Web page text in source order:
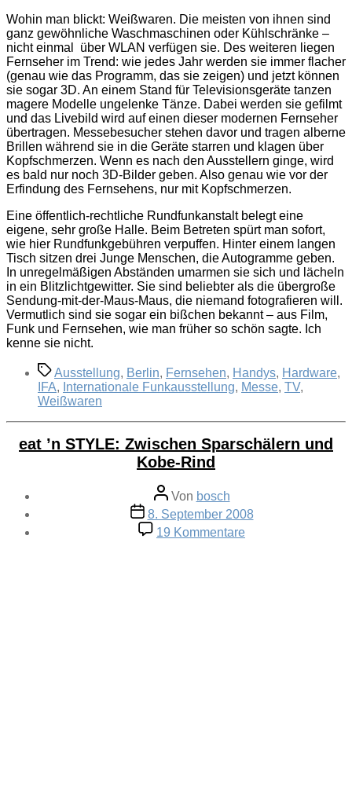
Wohin man blickt: Weißwaren. Die meisten von ihnen sind
ganz gewöhnliche Waschmaschinen oder Kühlschränke –
nicht einmal über WLAN verfügen sie. Des weiteren liegen
Fernseher im Trend: wie jedes Jahr werden sie immer flacher
(genau wie das Programm, das sie zeigen) und jetzt können
sie sogar 3D. An einem Stand für Televisionsgeräte tanzen
magere Modelle ungelenke Tänze. Dabei werden sie gefilmt
und das Livebild wird auf einen dieser modernen Fernseher
übertragen. Messebesucher stehen davor und tragen alberne
Brillen während sie in die Geräte starren und klagen über
Kopfschmerzen. Wenn es nach den Ausstellern ginge, wird
es bald nur noch 3D-Bilder geben. Also genau wie vor der
Erfindung des Fernsehens, nur mit Kopfschmerzen.
Eine öffentlich-rechtliche Rundfunkanstalt belegt eine
eigene, sehr große Halle. Beim Betreten spürt man sofort,
wie hier Rundfunkgebühren verpuffen. Hinter einem langen
Tisch sitzen drei Junge Menschen, die Autogramme geben.
In unregelmäßigen Abständen umarmen sie sich und lächeln
in ein Blitzlichtgewitter. Sie sind beliebter als die übergroße
Sendung-mit-der-Maus-Maus, die niemand fotografieren will.
Vermutlich sind sie sogar ein bißchen bekannt – aus Film,
Funk und Fernsehen, wie man früher so schön sagte. Ich
kenne sie nicht.
Schlagwörter
Ausstellung, Berlin, Fernsehen, Handys, Hardware,
IFA, Internationale Funkausstellung, Messe, TV,
Weißwaren
eat ’n STYLE: Zwischen Sparschälern und
Kobe-Rind
Beitragsautor
Von bosch
Veröffentlichungsdatum
8. September 2008
19 Kommentare
eat